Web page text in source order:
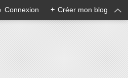
Connexion + Créer mon blog